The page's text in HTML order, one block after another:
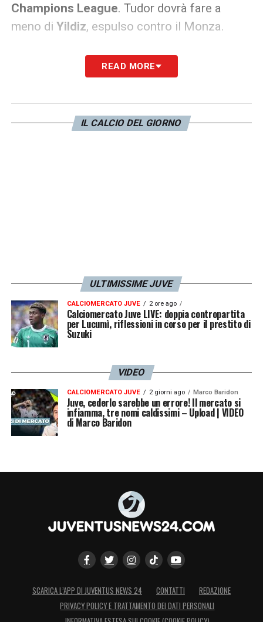
Champions League. Tudor dovrà fare a
meno di Yildiz, espulso contro il Monza.
Chi sostituirà il turco? Secondo la
ci sono due ipotesi: da un lato la
dall’altra occhio anche alla sorpresa
READ MORE
IL CALCIO DEL GIORNO
ULTIMISSIME JUVE
CALCIOMERCATO JUVE 2 ore ago
Calciomercato Juve LIVE: doppia contropartita
per Lucumì, riflessioni in corso per il prestito di
Suzuki
VIDEO
CALCIOMERCATO JUVE 2 giorni ago Marco Baridon
Juve, cederlo sarebbe un errore! Il mercato si
infiamma, tre nomi caldissimi – Upload | VIDEO
di Marco Baridon
SCARICA L’APP DI JUVENTUS NEWS 24 CONTATTI
REDAZIONE
PRIVACY POLICY E TRATTAMENTO DEI DATI PERSONALI